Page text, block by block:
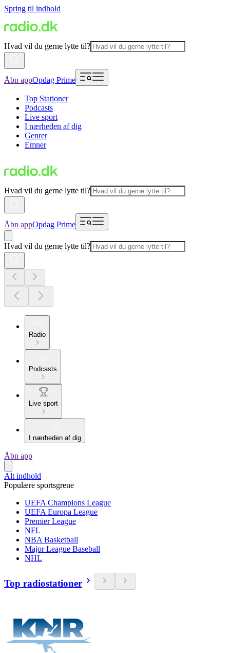
Spring til indhold
Hvad vil du gerne lytte til?
Åbn appOpdag Prime
Top Stationer
Podcasts
Live sport
I nærheden af dig
Genrer
Emner
Hvad vil du gerne lytte til?
Åbn appOpdag Prime
Hvad vil du gerne lytte til?
Radio
Podcasts
Live sport
I nærheden af dig
Åbn app
Alt indhold
Populære sportsgrene
UEFA Champions League
UEFA Europa League
Premier League
NFL
NBA Basketball
Major League Baseball
NHL
Top radiostationer